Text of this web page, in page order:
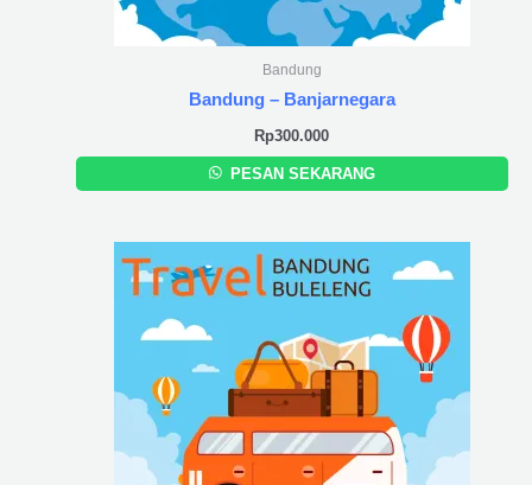
Bandung
Bandung – Banjarnegara
Rp300.000
PESAN SEKARANG